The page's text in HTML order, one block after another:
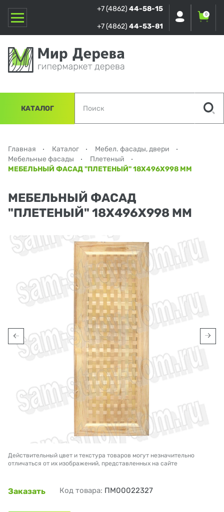
+7 (4862) 44-58-15
+7 (4862) 44-53-81
0
КАТАЛОГ
Главная Каталог
Мебел. фасады, двери
Мебельные фасады
Плетеный
МЕБЕЛЬНЫЙ ФАСАД "ПЛЕТЕНЫЙ" 18Х496Х998 ММ
МЕБЕЛЬНЫЙ ФАСАД
"ПЛЕТЕНЫЙ" 18Х496Х998 ММ
Действительный цвет и текстура товаров могут незначительно
отличаться от их изображений, представленных на сайте
Заказать Код товара: ПМ00022327